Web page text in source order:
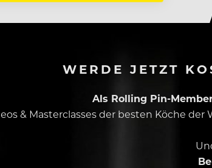
WERDE JETZT
Als Rolling Pin-
& Masterclasses der besten Köche